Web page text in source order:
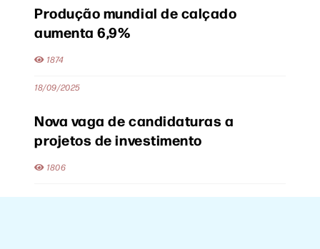
Produção mundial de calçado
aumenta 6,9%
1874
18/09/2025
Nova vaga de candidaturas a
projetos de investimento
1806